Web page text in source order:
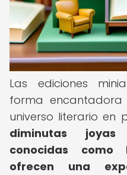
Las ediciones
forma
universo literario en
diminutas
conocidas como
ofrecen una